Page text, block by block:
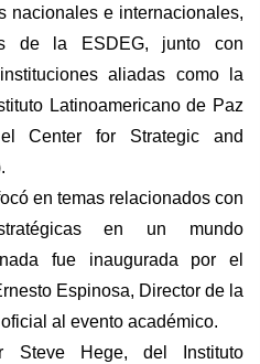
nacionales e internacionales,
de la ESDEG, junto con
aliadas como la
Latinoamericano de Paz
Center for Strategic and
en temas relacionados con
en un mundo
fue inaugurada por el
Espinosa, Director de la
al evento académico.
Steve Hege, del Instituto